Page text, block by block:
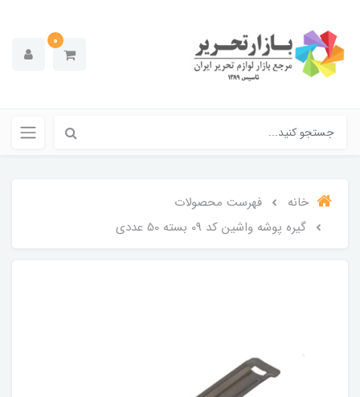
0
خانه
فهرست محصولات
گیره پوشه واشین کد 09 بسته 50 عددی